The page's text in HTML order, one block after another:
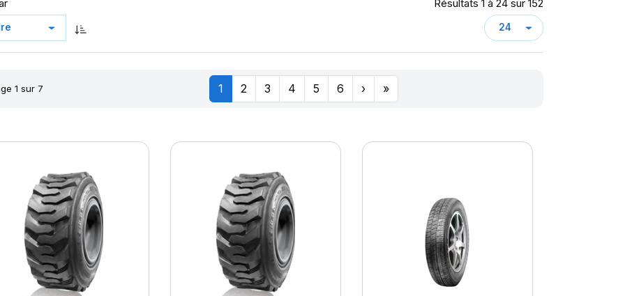
Résultats 1 à 24 sur 152
1 sur 7 1 2 3 4 5 6 › »